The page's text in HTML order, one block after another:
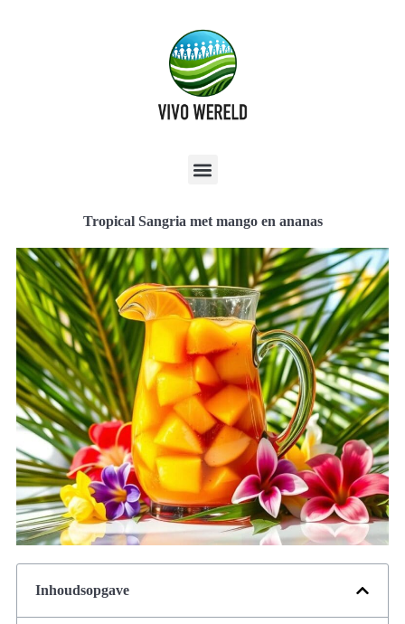
Tropical Sangria met mango en ananas
Inhoudsopgave